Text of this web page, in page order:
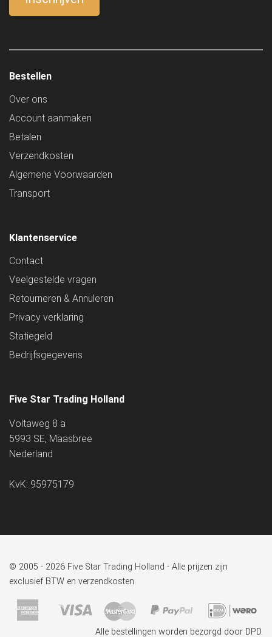
Bestellen
Over ons
Account aanmaken
Betalen
Verzendkosten
Algemene Voorwaarden
Transport
Klantenservice
Contact
Veelgestelde vragen
Retourneren & Annuleren
Privacy verklaring
Statiegeld
Bedrijfsgegevens
Five Star Trading Holland
Voltaweg 8 a
5993 SE, Maasbree
Nederland
KvK: 95975179
© 2005 - 2026 Five Star Trading Holland - Alle prijzen zijn
exclusief BTW en verzendkosten.
Alle bestellingen worden bezorgd door DPD.